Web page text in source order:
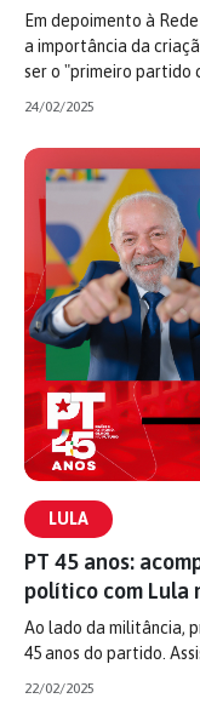
Em depoimento à
a importância da
ser o "primeiro partido
24/02/2025
LULA
PT 45 anos:
político com Lula
Ao lado da militância,
45 anos do partido.
22/02/2025